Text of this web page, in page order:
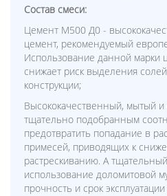
Состав смеси:
Цемент М500 Д0 -
цемент, рекомендуемый
Использование данной марки
снижает риск выделения
конструкции;
Высококачественный, мытый
тщательно подобранным
предотвратить попадание в
примесей, приводящих к
растрескиванию. А
использование доломитовой
прочность и срок